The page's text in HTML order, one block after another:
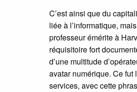
C’est ainsi que du
liée à l’informatique,
professeur émérite à
réquisitoire fort
d’une multitude
avatar numérique. Ce fut
services, avec cette